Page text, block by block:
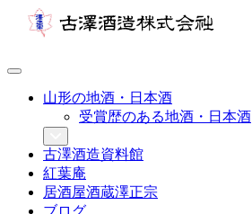
山形の地酒・日本酒
受賞歴のある地酒・日本酒
古澤酒造資料館
紅葉庵
居酒屋酒蔵澤正宗
ブログ